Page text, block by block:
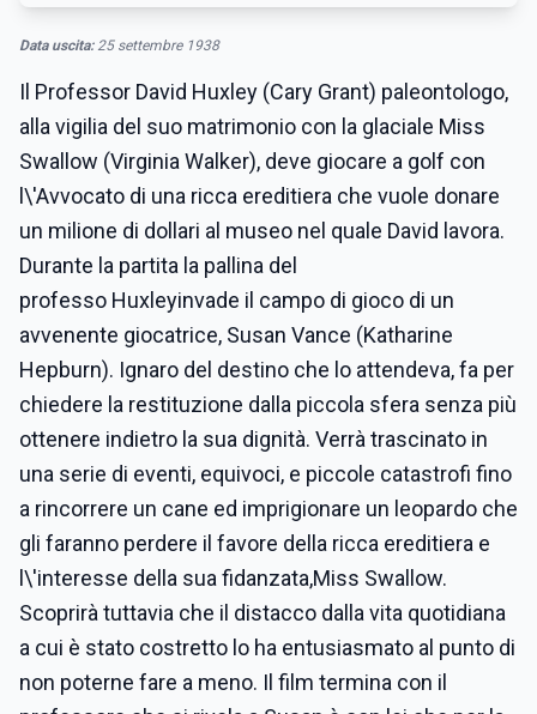
Data uscita:25 settembre 1938
Il Professor David Huxley (Cary Grant) paleontologo,
alla vigilia del suo matrimonio con la glaciale Miss
Swallow (Virginia Walker), deve giocare a golf con
l\'Avvocato di una ricca ereditiera che vuole donare
un milione di dollari al museo nel quale David lavora.
Durante la partita la pallina del
professo Huxleyinvade il campo di gioco di un
avvenente giocatrice, Susan Vance (Katharine
Hepburn). Ignaro del destino che lo attendeva, fa per
chiedere la restituzione dalla piccola sfera senza più
ottenere indietro la sua dignità. Verrà trascinato in
una serie di eventi, equivoci, e piccole catastrofi fino
a rincorrere un cane ed imprigionare un leopardo che
gli faranno perdere il favore della ricca ereditiera e
l\'interesse della sua fidanzata,Miss Swallow.
Scoprirà tuttavia che il distacco dalla vita quotidiana
a cui è stato costretto lo ha entusiasmato al punto di
non poterne fare a meno. Il film termina con il